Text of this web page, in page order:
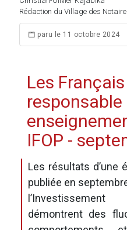
Rédaction du Village des
paru le 11 octobre 2024
Les
responsable
IFOP -
Les résultats d’une
publiée en
démontrent des